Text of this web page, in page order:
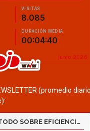
(promedio